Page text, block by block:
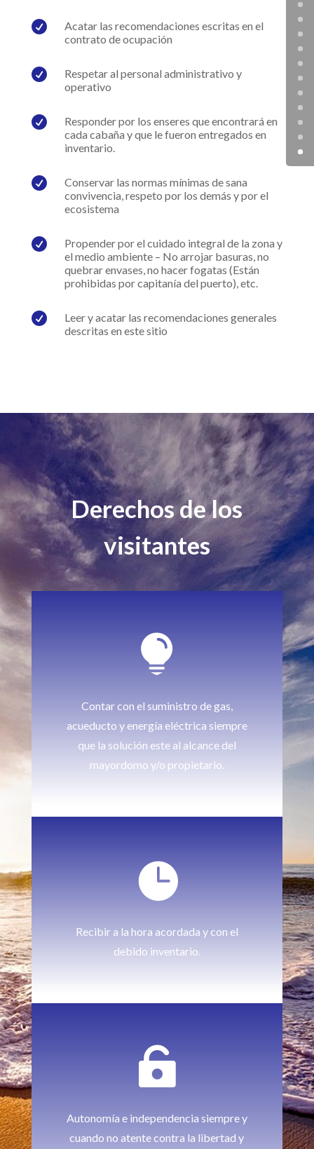

Acatar las recomendaciones escritas en el
contrato de ocupación

Respetar al personal administrativo y
operativo

Responder por los enseres que encontrará en
cada cabaña y que le fueron entregados en
inventario.

Conservar las normas mínimas de sana
convivencia, respeto por los demás y por el
ecosistema

Propender por el cuidado integral de la zona y
el medio ambiente – No arrojar basuras, no
quebrar envases, no hacer fogatas (Están
prohibidas por capitanía del puerto), etc.

Leer y acatar las recomendaciones generales
descritas en este sitio
Derechos de los
visitantes

Contar con el suministro de gas,
acueducto y energía eléctrica siempre
que la solución este al alcance del
mayordomo y/o propietario.

Recibir a la hora acordada y con el
debido inventario.

Autonomía e independencia siempre y
cuando no atente contra la libertad y